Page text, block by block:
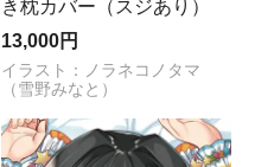
き枕カバー（スジあり）
13,000円
イラスト：ノラネコノタマ
（雪野みなと）